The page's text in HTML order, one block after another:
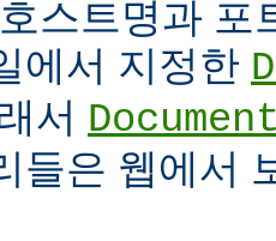
스트명과 포
에서 지정한
서
들은 웹에서